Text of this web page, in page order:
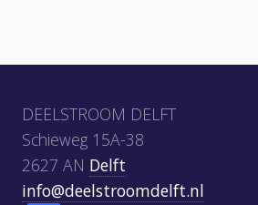
DEELSTROOM DELFT
Schieweg 15A-38
2627 AN Delft
info@deelstroomdelft.nl